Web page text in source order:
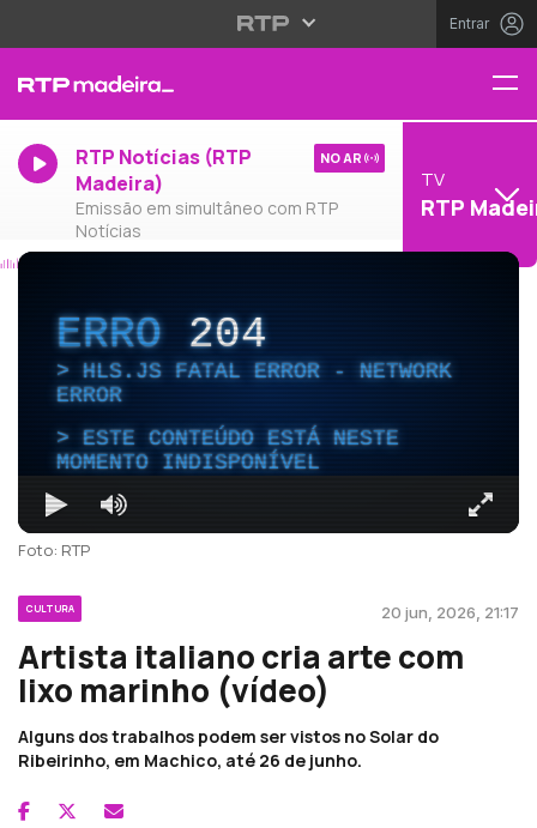
Entrar
RTP Notícias (RTP
Madeira)
Emissão em simultâneo com RTP
Notícias
NO AR
TV
RTP
ERRO204
HLS.JS FATAL ERROR - NETWORK
ERROR
ESTE CONTEÚDO ESTÁ NESTE
MOMENTO INDISPONÍVEL
Foto: RTP
CULTURA 20 jun, 2026, 21:17
Artista italiano cria arte com
lixo marinho (vídeo)
Alguns dos trabalhos podem ser vistos no Solar do
Ribeirinho, em Machico, até 26 de junho.